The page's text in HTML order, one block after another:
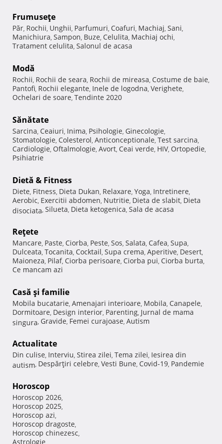
Frumuseţe
Păr, Rochii, Unghii, Parfumuri, Coafuri, Machiaj, Sani,
Manichiura, Sampon, Buze, Celulita, Machiaj ochi,
Tratament celulita, Salonul de acasa
Modă
Rochii, Rochii de seara, Rochii de mireasa, Costume de baie,
Pantofi, Rochii elegante, Inele de logodna, Verighete,
Ochelari de soare, Tendinte 2020
Sănătate
Sarcina, Ceaiuri, Inima, Psihologie, Ginecologie,
Stomatologie, Colesterol, Anticonceptionale, Test sarcina,
Cardiologie, Oftalmologie, Avort, Ceai verde, HIV, Ortopedie,
Psihiatrie
Dietă & Fitness
Diete, Fitness, Dieta Dukan, Relaxare, Yoga, Intretinere,
Aerobic, Exercitii abdomen, Nutritie, Dieta de slabit, Dieta
disociata, Silueta, Dieta ketogenica, Sala de acasa
Reţete
Mancare, Paste, Ciorba, Peste, Sos, Salata, Cafea, Supa,
Dulceata, Tocanita, Cocktail, Supa crema, Aperitive, Desert,
Maioneza, Pilaf, Ciorba perisoare, Ciorba pui, Ciorba burta,
Ce mancam azi
Casă şi familie
Mobila bucatarie, Amenajari interioare, Mobila, Canapele,
Dormitoare, Design interior, Parenting, Jurnal de mama
singura, Gravide, Femei curajoase, Autism
Actualitate
Din culise, Interviu, Stirea zilei, Tema zilei, Iesirea din
autism, Despărţiri celebre, Vesti Bune, Covid-19, Pandemie
Horoscop
Horoscop 2026,
Horoscop 2025,
Horoscop azi,
Horoscop dragoste,
Horoscop chinezesc,
Astrologie